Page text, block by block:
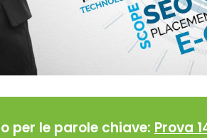
per le parole chiave: Prova